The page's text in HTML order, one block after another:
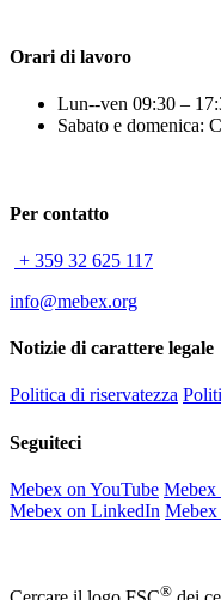
Orari di lavoro
Lun--ven 09:30 –
Sabato e domenica:
Per contatto
+ 359 32 625 117
info@mebex.org
Notizie di carattere legale
Politica di riservatezza
Seguiteci
Mebex on YouTube Mebex
Mebex on LinkedIn
®